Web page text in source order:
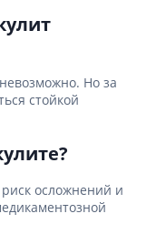
Но за
стойкой
осложнений и